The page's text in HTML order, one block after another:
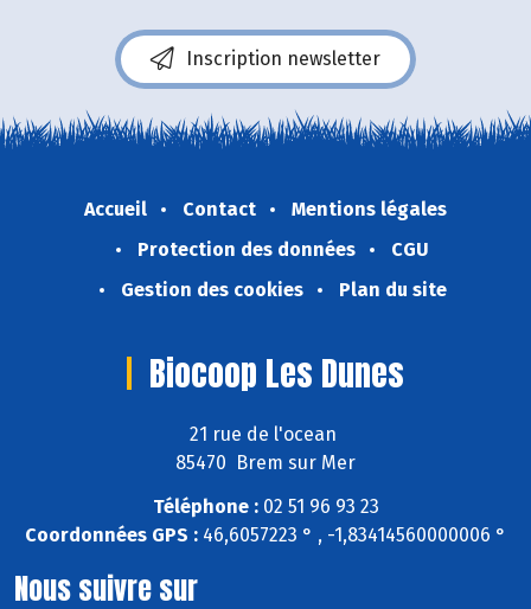
Inscription newsletter
Accueil Contact
Mentions légales
Protection des données
CGU
Gestion des cookies
Plan du site
Biocoop Les Dunes
21 rue de l'ocean
85470 Brem sur Mer
Téléphone :02 51 96 93 23
Coordonnées GPS : 46,6057223 ° , -1,83414560000006 °
Nous suivre sur